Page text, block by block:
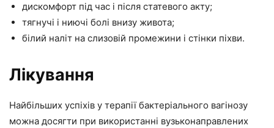
дискомфорт під час і після статевого акту;
тягнучі і ниючі болі внизу живота;
білий наліт на слизовій промежини і стінки піхви.
Лікування
Найбільших успіхів у терапії бактеріального вагінозу
можна досягти при використанні вузьконаправлених